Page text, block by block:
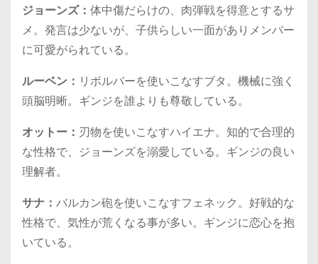
ジョーンズ： 体中傷だらけの、肉弾戦を得意とするサ
メ。発言は少ないが、子供らしい一面がありメンバー
に可愛がられている。
ルーベン： リボルバーを使いこなすブタ。機械に強く
頭脳明晰。ギンジを誰よりも尊敬している。
オットー： 刃物を使いこなすハイエナ。知的で合理的
な性格で、ジョーンズを溺愛している。ギンジの良い
理解者。
サナ： バルカン砲を使いこなすフェネック。好戦的な
性格で、気性が荒くなる事が多い。ギンジに恋心を抱
いている。